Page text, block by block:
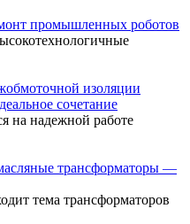
промышленных роботов
изоляции
сочетание
на надежной работе
трансформаторы —
тема трансформаторов